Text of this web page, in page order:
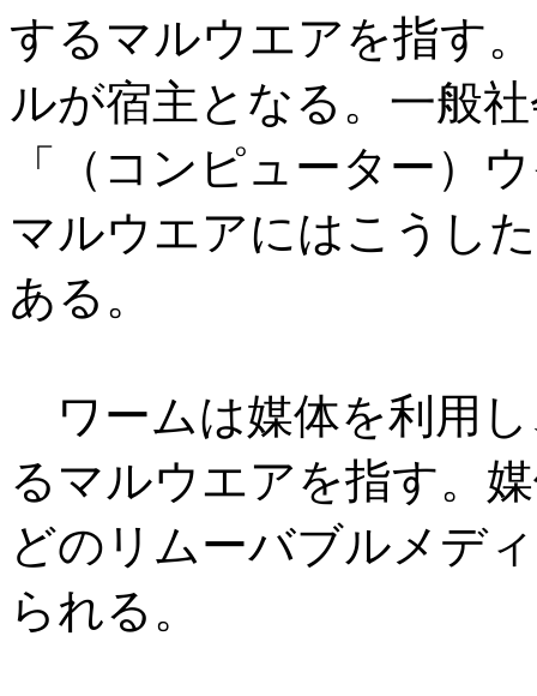
するマルウエアを指す
ルが宿主となる。一般
「（コンピューター）
マルウエアにはこうし
ある。
ワームは媒体を利用
るマルウエアを指す。
どのリムーバブルメデ
られる。